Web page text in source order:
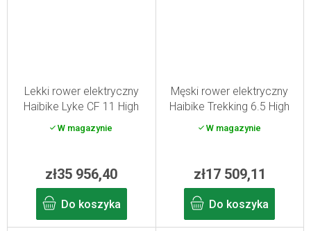
Lekki rower elektryczny
Haibike Lyke CF 11 High
2026
W magazynie
zł35 956,40
Do koszyka
Męski rower elektryczny
Haibike Trekking 6.5 High
W magazynie
zł17 509,11
Do koszyka